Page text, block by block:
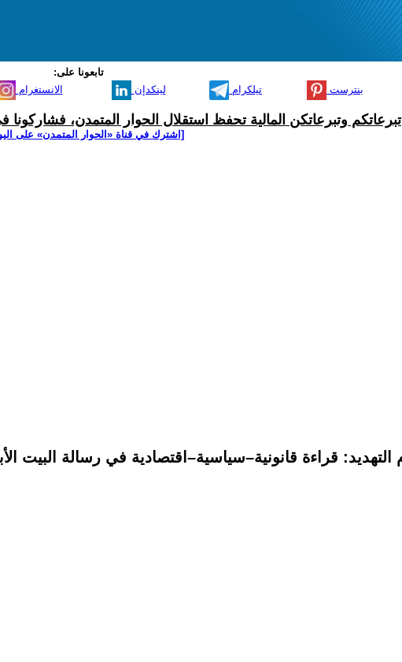
تابعونا على:
الانستغرام لينكدإن تيلكرام بنترست
تبرعاتكم وتبرعاتكن المالية تحفظ استقلال الحوار المتمدن،
[اشترك في قناة ‫«الحوار المتمدن» على
التهديد: قراءة قانونية–سياسية–اقتصادية في رسالة البيت